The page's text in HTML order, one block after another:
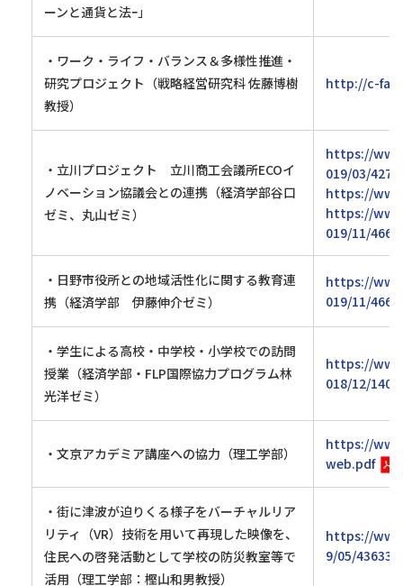
ーンと通貨と法ｰ」
・ワーク・ライフ・バランス＆多様性推進・
研究プロジェクト（戦略経営研究科 佐藤博樹
教授）
http://c-
・立川プロジェクト 立川商工会議所ECOイ
ノベーション協議会との連携（経済学部谷口
ゼミ、丸山ゼミ）
https://
019/03/
https://
https://
019/11/
・日野市役所との地域活性化に関する教育連
携（経済学部 伊藤伸介ゼミ）
https://
019/11/
・学生による高校・中学校・小学校での訪問
授業（経済学部・FLP国際協力プログラム林
光洋ゼミ）
https://
018/12/
・文京アカデミア講座への協力（理工学部）
https://
web.pdf
・街に津波が迫りくる様子をバーチャルリア
リティ（VR）技術を用いて再現した映像を、
住民への啓発活動として学校の防災教室等で
活用（理工学部：樫山和男教授）
https://
9/05/43633/